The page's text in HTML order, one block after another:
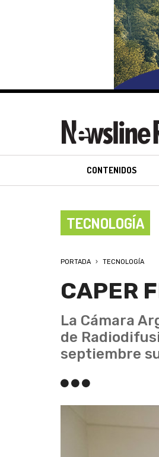
CONTENIDOS
TECNOLOGÍA
PORTADA TECNOLOGÍA
CAPER
La Cámara
de
septiembre